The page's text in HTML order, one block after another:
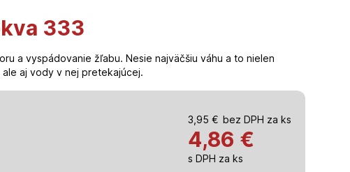
333
a vyspádovanie žľabu. Nesie najväčšiu váhu a to nielen
aj vody v nej pretekajúcej.
3,95 € bez DPH za ks
4,86 €
s DPH za ks